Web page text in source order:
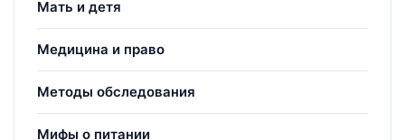
Мать и детя
Медицина и право
Методы обследования
Мифы о питании